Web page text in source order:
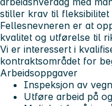
stiller krav til fleksibilitet
Fellesnevneren er at
kvalitet og utførelse til
Vi er interessert i
kontraktsområdet for
Arbeidsoppgaver
Inspeksjon av
Utføre arbeid på